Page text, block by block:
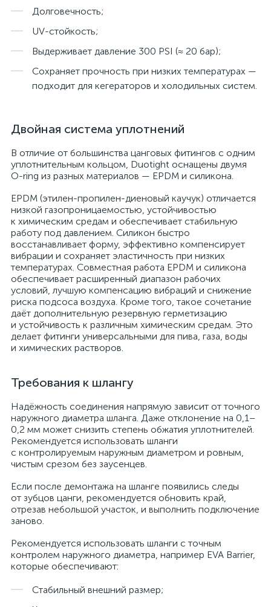
Долговечность;
UV-стойкость;
Выдерживает давление 300 PSI (≈ 20 бар);
Сохраняет прочность при низких температурах —
подходит для кегераторов и холодильных систем.
Двойная система уплотнений
В отличие от большинства цанговых фитингов с одним
уплотнительным кольцом, Duotight оснащены двумя
O-ring из разных материалов — EPDM и силикона.
EPDM (этилен-пропилен-диеновый каучук) отличается
низкой газопроницаемостью, устойчивостью
к химическим средам и обеспечивает стабильную
работу под давлением. Силикон быстро
восстанавливает форму, эффективно компенсирует
вибрации и сохраняет эластичность при низких
температурах. Совместная работа EPDM и силикона
обеспечивает расширенный диапазон рабочих
условий, лучшую компенсацию вибраций и снижение
риска подсоса воздуха. Кроме того, такое сочетание
даёт дополнительную резервную герметизацию
и устойчивость к различным химическим средам. Это
делает фитинги универсальными для пива, газа, воды
и химических растворов.
Требования к шлангу
Надёжность соединения напрямую зависит от точного
наружного диаметра шланга. Даже отклонение на 0,1–
0,2 мм может снизить степень обжатия уплотнителей.
Рекомендуется использовать шланги
с контролируемым наружным диаметром и ровным,
чистым срезом без заусенцев.
Если после демонтажа на шланге появились следы
от зубцов цанги, рекомендуется обновить край,
отрезав небольшой участок, и выполнить подключение
заново.
Рекомендуется использовать шланги с точным
контролем наружного диаметра, например EVA Barrier,
которые обеспечивают:
Стабильный внешний размер;